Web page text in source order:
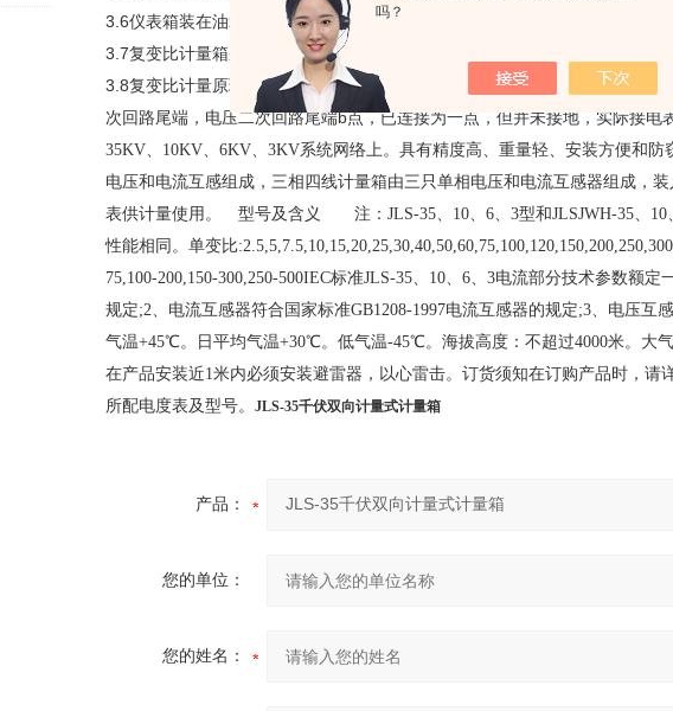
吗？
3.6仪表箱装在油箱正面，上面装有观察窗并备有铅封孔。
3.7复变比计量箱采用二次更换变比复式，便于更换变比时，更间接，高效的工
3.8复变比计量原理，采用V／V-12接线方式，电压回路中二次b点接地，电
次回路尾端，电压二次回路尾端b点，已连接为一点，但并未接地，实际接电
35KV、10KV、6KV、3KV系统网络上。具有精度高、重量轻、安装方便和
电压和电流互感组成，三相四线计量箱由三只单相电压和电流互感器组成，
表供计量使用。 型号及含义 注：JLS-35、10、6、3型和JLSJWH-35、10
性能相同。单变比
75,100-200,150-300,250-500IEC标准JLS-35、10、6、3电流部分技术参数额
规定;2、电流互感器符合国家标准GB1208-1997电流互感器的规定;3、电压
气温+45℃。日平均气温+30℃。低气温-45℃。海拔高度：不超过4000米。大
在产品安装近1米内必须安装避雷器，以心雷击。订货须知在订购产品时，请
所配电度表及型号。 JLS-35千伏双向计量式计量箱
产品：
您的单位：
您的姓名：